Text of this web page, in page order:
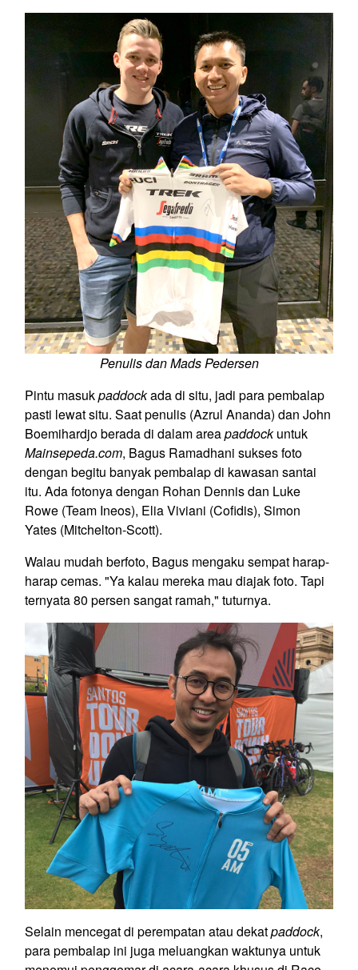
Penulis dan Mads Pedersen
Pintu masukpaddockada di situ, jadi para pembalap
pasti lewat situ. Saat penulis (Azrul Ananda) dan John
Boemihardjo berada di dalam areapaddockuntuk
Mainsepeda.com, Bagus Ramadhani sukses foto
dengan begitu banyak pembalap di kawasan santai
itu. Ada fotonya dengan Rohan Dennis dan Luke
Rowe (Team Ineos), Elia Viviani (Cofidis), Simon
Yates (Mitchelton-Scott).
Walau mudah berfoto, Bagus mengaku sempat harap-
harap cemas. "Ya kalau mereka mau diajak foto. Tapi
ternyata 80 persen sangat ramah," tuturnya.
Selain mencegat di perempatan atau dekatpaddock,
para pembalap ini juga meluangkan waktunya untuk